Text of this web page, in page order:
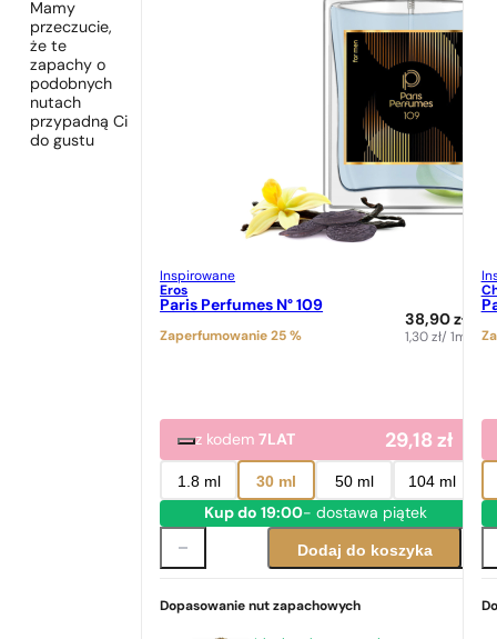
Mamy
przeczucie,
że te
zapachy o
podobnych
nutach
przypadną Ci
do gustu
Inspirowane
Eros
Paris Perfumes N° 109
Zaperfumowanie 25 %
38,90zł
1,30zł/ 1ml
z kodem7LAT 29,18zł
1.8 ml 30 ml 50 ml 104 ml
Kup do 19:00- dostawa piątek
Dodaj do koszyka
Dopasowanie nut zapachowych